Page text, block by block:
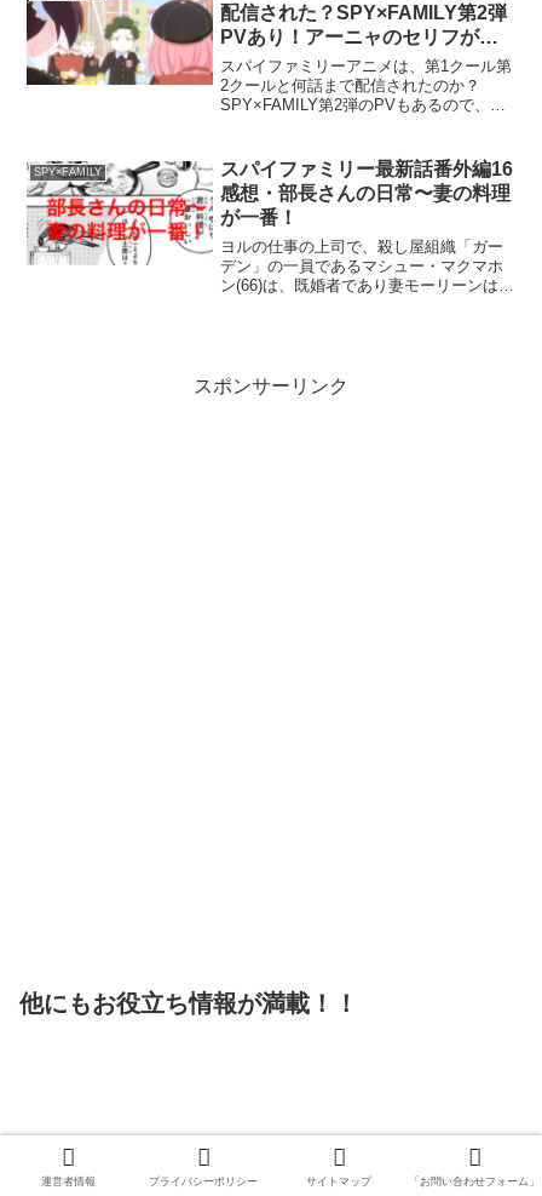
配信された？SPY×FAMILY第2弾
PVあり！アーニャのセリフが衝
撃的♪
スパイファミリーアニメは、第1クール第
2クールと何話まで配信されたのか？
SPY×FAMILY第2弾のPVもあるので、ア
アーニャは人の心が読める超能力者なの
で、父ロイド...
SPY×FAMILY
スパイファミリー最新話番外編16
感想・部長さんの日常〜妻の料理
が一番！
ヨルの仕事の上司で、殺し屋組織「ガー
デン」の一員であるマシュー・マクマホ
ン(66)は、既婚者であり妻モーリーンは、
スポンサーリンク
他にもお役立ち情報が満載！！
運営者情報 プライバシーポリシー サイトマップ 「お問い合わせフォーム」